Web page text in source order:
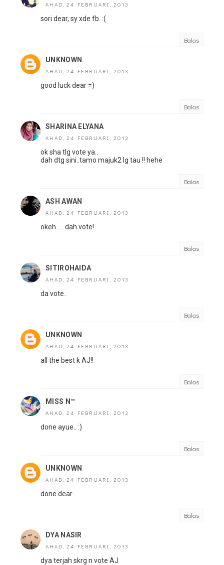
AHAD, 24 FEBRUARI, 2013
sori dear, sy xde fb. :(
Balas
UNKNOWN
AHAD, 24 FEBRUARI, 2013
good luck dear =)
Balas
SHARINA ELYANA
AHAD, 24 FEBRUARI, 2013
ok sha tlg vote ya..
dah dtg sini..tamo majuk2 lg tau !! hehe
Balas
ASH AWAN
AHAD, 24 FEBRUARI, 2013
okeh..... dah vote!
Balas
SITIROHAIDA
AHAD, 24 FEBRUARI, 2013
da vote..
Balas
UNKNOWN
AHAD, 24 FEBRUARI, 2013
all the best k AJ!!
Balas
MISS N™
AHAD, 24 FEBRUARI, 2013
done ayue.. :)
Balas
UNKNOWN
AHAD, 24 FEBRUARI, 2013
done dear
Balas
DYA NASIR
AHAD, 24 FEBRUARI, 2013
dya terjah skrg n vote AJ